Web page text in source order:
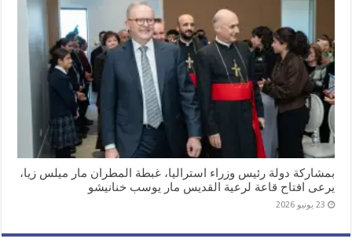
بمشاركة دولة رئيس وزراء استراليا، غبطة المطران مار ميلس زيا،
يرعى افتاح قاعة لرعية القديس مار يوسب خنانيشو
23 يونيو 2026